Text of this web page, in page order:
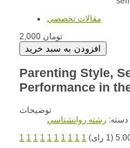
مقالات تخصصي
2,000 تومان
Parenting Style,
Performance in
توضیحات
دسته: رشته روانشناسي
1 1 1 1 1 1 1 1 1 1